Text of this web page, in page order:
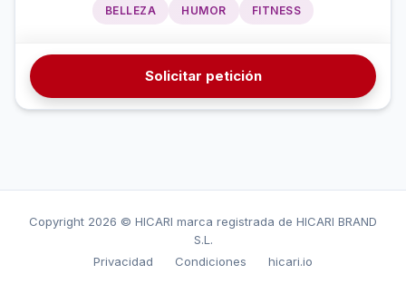
BELLEZA HUMOR FITNESS
Solicitar petición
Copyright 2026 © HICARI marca registrada de HICARI BRAND
S.L.
Privacidad
Condiciones hicari.io